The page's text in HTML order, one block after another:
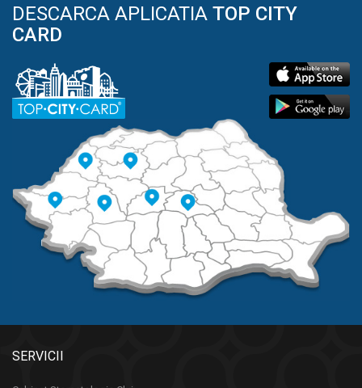
DESCARCA APLICATIA TOP CITY
CARD
SERVICII